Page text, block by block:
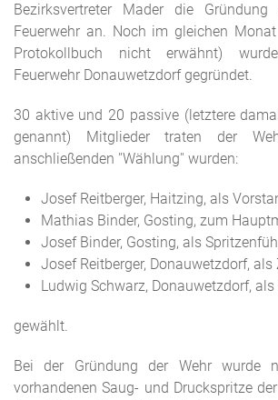
Bezirksvertreter Mader die Gründung
Feuerwehr an. Noch im gleichen
Protokollbuch nicht erwähnt)
Feuerwehr Donauwetzdorf gegründet.
30 aktive und 20 passive (letztere
genannt) Mitglieder traten der
anschließenden ''Wählung'' wurden:
Josef Reitberger, Haitzing, als
Mathias Binder, Gosting, zum
Josef Binder, Gosting, als
Josef Reitberger, Donauwetzdorf, als
Ludwig Schwarz, Donauwetzdorf,
gewählt.
Bei der Gründung der Wehr wurde
vorhandenen Saug- und Druckspritze